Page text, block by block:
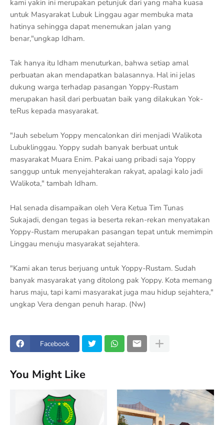
kami yakin ini merupakan petunjuk dari yang maha kuasa
untuk Masyarakat Lubuk Linggau agar membuka mata
hatinya sehingga dapat menemukan jalan yang
benar,"ungkap Idham.
Tak hanya itu Idham menuturkan, bahwa setiap amal
perbuatan akan mendapatkan balasannya. Hal ini jelas
dukung warga terhadap pasangan Yoppy-Rustam
merupakan hasil dari perbuatan baik yang dilakukan Yok-
teRus kepada masyarakat.
"Jauh sebelum Yoppy mencalonkan diri menjadi Walikota
Lubuklinggau. Yoppy sudah banyak berbuat untuk
masyarakat Muara Enim. Pakai uang pribadi saja Yoppy
sanggup untuk menyejahterakan rakyat, apalagi kalo jadi
Walikota," tambah Idham.
Hal senada disampaikan oleh Vera Ketua Tim Tunas
Sukajadi, dengan tegas ia beserta rekan-rekan menyatakan
Yoppy-Rustam merupakan pasangan tepat untuk memimpin
Linggau menuju masyarakat sejahtera.
"Kami akan terus berjuang untuk Yoppy-Rustam. Sudah
banyak masyarakat yang ditolong pak Yoppy. Kota memang
harus maju, tapi kami masyarakat juga mau hidup sejahtera,"
ungkap Vera dengan penuh harap. (Nw)
Facebook
You Might Like